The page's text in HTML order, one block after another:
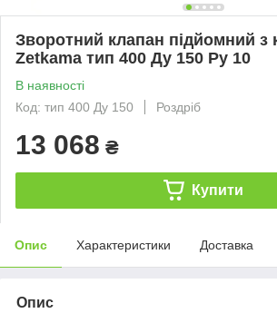
Зворотний клапан підйомний з
Zetkama тип 400 Ду 150 Ру 10
В наявності
Код: тип 400 Ду 150
Роздріб
13 068 ₴
Купити
Опис Характеристики Доставка
Опис